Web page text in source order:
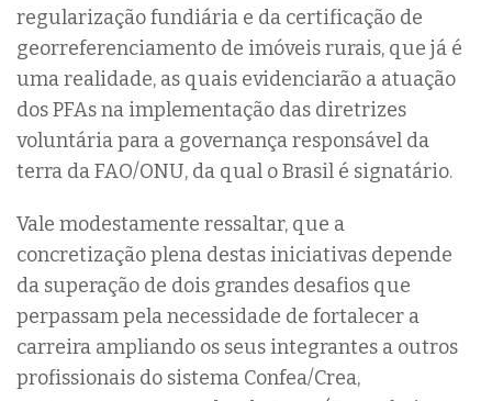
regularização fundiária e da certificação de
georreferenciamento de imóveis rurais, que já é
uma realidade, as quais evidenciarão a atuação
dos PFAs na implementação das diretrizes
voluntária para a governança responsável da
terra da FAO/ONU, da qual o Brasil é signatário.
Vale modestamente ressaltar, que a
concretização plena destas iniciativas depende
da superação de dois grandes desafios que
perpassam pela necessidade de fortalecer a
carreira ampliando os seus integrantes a outros
profissionais do sistema Confea/Crea,